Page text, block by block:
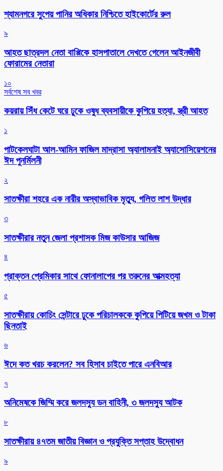
শ্যামনগরে সুপেয় পানির অধিকার নিশ্চিতে হাইকোর্টের রুল
৯
আহত ছাত্রদল নেতা বাপ্পিকে হাসপাতালে দেখতে গেলেন আইনজীবী
ফোরামের নেতারা
১০
সর্বশেষ সব খবর
কয়রায় সিঁধ কেটে ঘরে ঢুকে ওষুধ ব্যবসায়ীকে কুপিয়ে হত্যা, স্ত্রী আহত
১
পাটকেলঘাটা আল-আমিন ফাজিল মাদ্রাসা অ্যালামনাই অ্যাসোসিয়েশনের
ঈদ পুনর্মিলনী
২
সাতক্ষীরা শহরে এক নারীর অস্বাভাবিক মৃত্যু, গলিত লাশ উদ্ধার
৩
সাতক্ষীরার নতুন জেলা প্রশাসক মিজ কাউসার আজিজ
৪
প্রাক্তন প্রেমিকার সাথে ফোনালাপের পর তরুনের আত্মহত্যা
৫
সাতক্ষীরায় কোচিং সেন্টারে ঢুকে পরিচালককে কুপিয়ে পিটিয়ে জখম ও টাকা
ছিনতাই
৬
ঈদে কত খরচ করলেন? সব হিসাব চাইতে পারে এনবিআর
৭
অনিমেষকে জিম্মি করে জলদস্যু ডন বাহিনী, ৩ জলদস্যু আটক
৮
সাতক্ষীরায় ৪৭তম জাতীয় বিজ্ঞান ও প্রযুক্তি সপ্তাহ উদ্বোধন
৯